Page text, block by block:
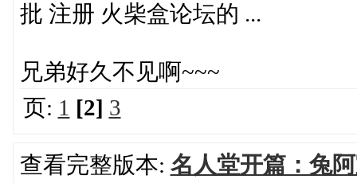
批 注册 火柴盒论坛的 ...
兄弟好久不见啊~~~
页: 1 [2] 3
查看完整版本: 名人堂开篇：兔